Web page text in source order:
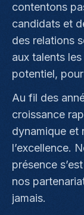
contentons
candidats et
des relations
aux talents
potentiel,
Au fil des
croissance
dynamique et
l’excellence.
présence
nos
jamais.